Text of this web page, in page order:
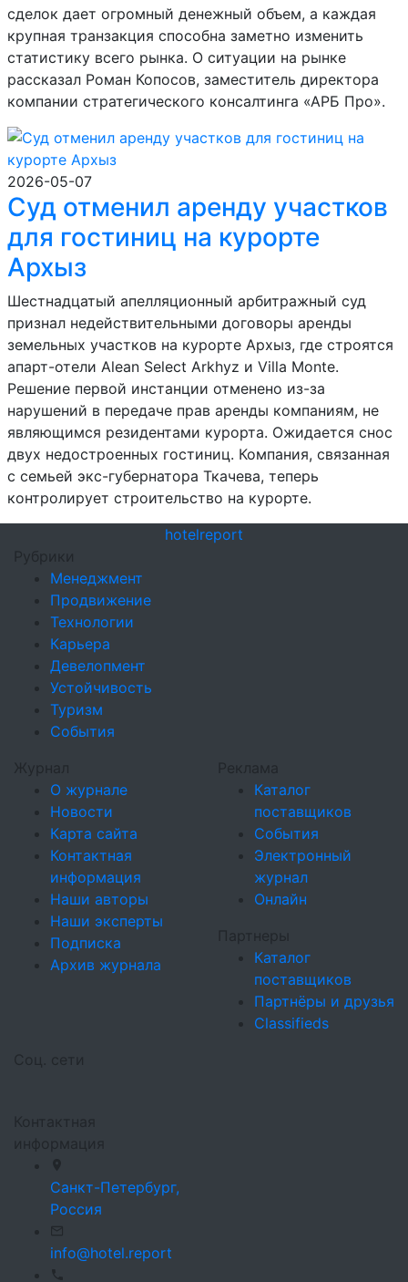
сделок дает огромный денежный объем, а каждая
крупная транзакция способна заметно изменить
статистику всего рынка. О ситуации на рынке
рассказал Роман Копосов, заместитель директора
компании стратегического консалтинга «АРБ Про».
2026-05-07
Суд отменил аренду участков
для гостиниц на курорте
Архыз
Шестнадцатый апелляционный арбитражный суд
признал недействительными договоры аренды
земельных участков на курорте Архыз, где строятся
апарт-отели Alean Select Arkhyz и Villa Monte.
Решение первой инстанции отменено из-за
нарушений в передаче прав аренды компаниям, не
являющимся резидентами курорта. Ожидается снос
двух недостроенных гостиниц. Компания, связанная
с семьей экс-губернатора Ткачева, теперь
контролирует строительство на курорте.
hotelreport
Рубрики
Менеджмент
Продвижение
Технологии
Карьера
Девелопмент
Устойчивость
Туризм
События
Журнал
О журнале
Новости
Карта сайта
Контактная
информация
Наши авторы
Наши эксперты
Подписка
Архив журнала
Реклама
Каталог
поставщиков
События
Электронный
журнал
Онлайн
Партнеры
Каталог
поставщиков
Партнёры и друзья
Classifieds
Соц. сети
Контактная
информация
Санкт-Петербург,
Россия
info@hotel.report